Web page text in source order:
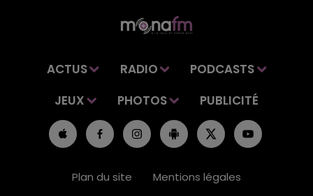
ACTUS RADIO
PODCASTS
JEUX
PHOTOS PUBLICITÉ
Plan du site Mentions légales